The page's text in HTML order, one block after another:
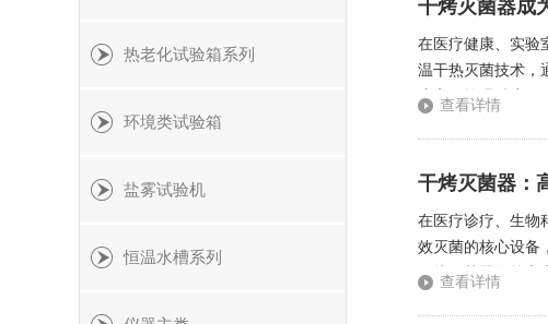
干烤灭菌器成
在医疗健康、实验
温干热灭菌技术，
度高（控温精度
查看详情
干烤灭菌器：
在医疗诊疗、生物
效灭菌的核心设备
干烤灭菌器的核心
查看详情
热老化试验箱系列
环境类试验箱
盐雾试验机
恒温水槽系列